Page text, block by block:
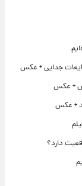
جدایی + عکس
+ عکس
دارد؟